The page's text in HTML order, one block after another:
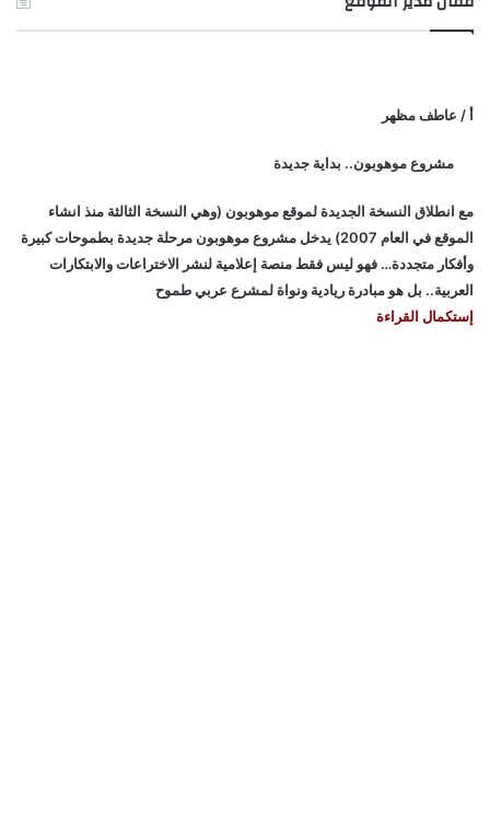
أ / عاطف مظهر
مشروع موهوبون.. بداية جديدة
مع انطلاق النسخة الجديدة لموقع موهوبون (وهي النسخة الثالثة منذ انشاء
الموقع في العام 2007) يدخل مشروع موهوبون مرحلة جديدة بطموحات كبيرة
وأفكار متجددة… فهو ليس فقط منصة إعلامية لنشر الاختراعات والابتكارات
العربية.. بل هو مبادرة ريادية ونواة لمشرع عربي طموح
إستكمال القراءة